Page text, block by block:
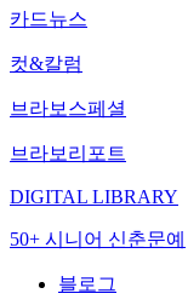
카드뉴스
컷&칼럼
브라보스페셜
브라보리포트
DIGITAL LIBRARY
50+ 시니어 신춘문예
블로그